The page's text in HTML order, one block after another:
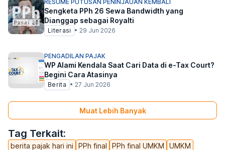
Tag Terkait:
berita pajak hari ini PPh final PPh final UMKM
UMKM
RESUME PUTUSAN PENINJAUAN KEMBALI
Sengketa PPh 26 Sewa Bandwidth yang
Dianggap sebagai Royalti
Literasi • 29 Jun 2026
PENGADILAN PAJAK
WP Alami Kendala Saat Cari Data di e-Tax Court?
Begini Cara Atasinya
Berita • 27 Jun 2026
Muat Lebih Banyak